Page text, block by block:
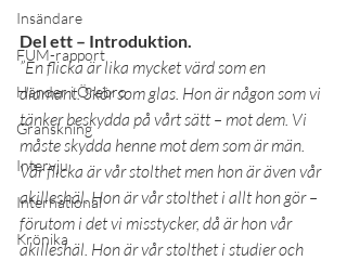
Insändare
FUM-rapport
Händer i Örebro
Granskning
Intervju
International
Krönika
Del ett – Introduktion.
”En flicka är lika mycket värd som en
diamant. Skör som glas. Hon är någon som vi
tänker beskydda på vårt sätt – mot dem. Vi
måste skydda henne mot dem som är män.
Vår flicka är vår stolthet men hon är även vår
akilleshäl. Hon är vår stolthet i allt hon gör –
förutom i det vi misstycker, då är hon vår
akilleshäl. Hon är vår stolthet i studier och